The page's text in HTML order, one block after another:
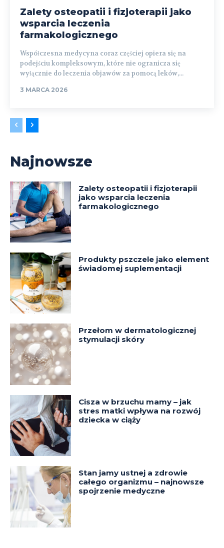
Zalety osteopatii i fizjoterapii jako
wsparcia leczenia
farmakologicznego
Współczesna medycyna coraz częściej opiera się na
podejściu kompleksowym, które nie ogranicza się
wyłącznie do leczenia objawów za pomocą leków,...
3 MARCA 2026
Najnowsze
Zalety osteopatii i fizjoterapii
jako wsparcia leczenia
farmakologicznego
Produkty pszczele jako element
świadomej suplementacji
Przełom w dermatologicznej
stymulacji skóry
Cisza w brzuchu mamy – jak
stres matki wpływa na rozwój
dziecka w ciąży
Stan jamy ustnej a zdrowie
całego organizmu – najnowsze
spojrzenie medyczne